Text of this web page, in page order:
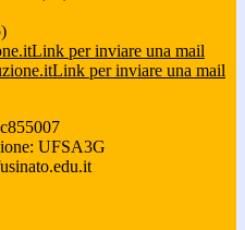
Link per inviare una mail
Link per inviare una mail
UFSA3G